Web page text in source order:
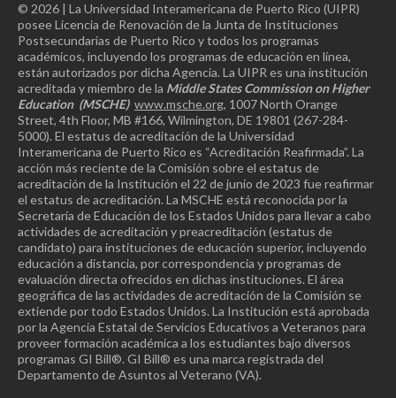
© 2026 | La Universidad Interamericana de Puerto Rico (UIPR)
posee Licencia de Renovación de la Junta de Instituciones
Postsecundarias de Puerto Rico y todos los programas
académicos, incluyendo los programas de educación en línea,
están autorizados por dicha Agencia. La UIPR es una institución
acreditada y miembro de la Middle States Commission on Higher
Education (MSCHE) www.msche.org, 1007 North Orange
Street, 4th Floor, MB #166, Wilmington, DE 19801 (267-284-
5000). El estatus de acreditación de la Universidad
Interamericana de Puerto Rico es “Acreditación Reafirmada”. La
acción más reciente de la Comisión sobre el estatus de
acreditación de la Institución el 22 de junio de 2023 fue reafirmar
el estatus de acreditación. La MSCHE está reconocida por la
Secretaría de Educación de los Estados Unidos para llevar a cabo
actividades de acreditación y preacreditación (estatus de
candidato) para instituciones de educación superior, incluyendo
educación a distancia, por correspondencia y programas de
evaluación directa ofrecidos en dichas instituciones. El área
geográfica de las actividades de acreditación de la Comisión se
extiende por todo Estados Unidos. La Institución está aprobada
por la Agencia Estatal de Servicios Educativos a Veteranos para
proveer formación académica a los estudiantes bajo diversos
programas GI Bill®. GI Bill® es una marca registrada del
Departamento de Asuntos al Veterano (VA).